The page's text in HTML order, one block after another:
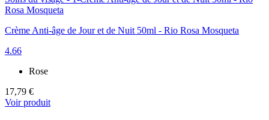
Crème Anti-âge de Jour et de Nuit 50ml - Rio Rosa Mosqueta
4.66
Rose
17,79 €
Voir produit